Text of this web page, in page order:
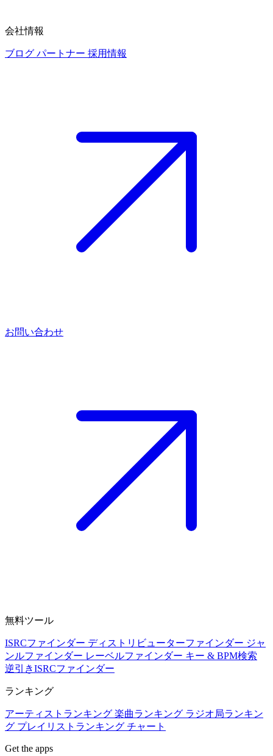
会社情報
ブログ パートナー 採用情報
お問い合わせ
無料ツール
ISRCファインダー ディストリビューターファインダー ジャ
ンルファインダー レーベルファインダー キー & BPM検索
逆引きISRCファインダー
ランキング
アーティストランキング 楽曲ランキング ラジオ局ランキン
グ プレイリストランキング チャート
Get the apps